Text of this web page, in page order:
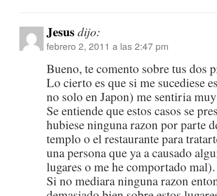
Jesusdijo:
febrero 2, 2011 a las 2:47 pm
Bueno, te comento sobre tus dos
Lo cierto es que si me sucediese
no solo en Japon) me sentiria
Se entiende que estos casos se
hubiese ninguna razon por parte
templo o el restaurante para
una persona que ya a causado
lugares o me he comportado mal).
Si no mediara ninguna razon